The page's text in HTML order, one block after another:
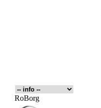
RoBorg